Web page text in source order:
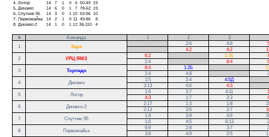
4. Лотор 14 7 1 0 6 50-49 23
5.
Динамо 14 6 0 1 7 78-62 19
6. Спутник 95 14 3 0 1 10 53-96 10
7.
Первомайка 14 2 1 0 11 49-86
8
8.
Динамо-2 14 1 0 1 12 36-110 4
# Команда 1 2 3
1
Заря
2:6 4:8
4:2 4:2
2
УРЦ ЯМЗ
6:2 2:1Б
2:4
8:4
3
Торпедо
8:4 1:2Б
2:4
4:8
4
Динамо
1:5 2:4 4:5Д
3:13
4:6 4:3
5
Лотор
1:6 3:7 4:11
4:3
1:7 2:3
6
Динамо-2
2:17 1:3 1:8
2:13
3:5 2:7
7
Спутник 95
1:9 3:9 4:6
1:6
4:5 6:13
8
Первомайка
6:9 2:8 3:7
3:8
4:9 2:5